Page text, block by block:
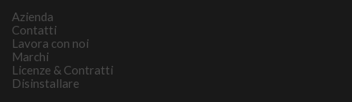
Azienda
Contatti
Lavora con noi
Marchi
Licenze & Contratti
Disinstallare